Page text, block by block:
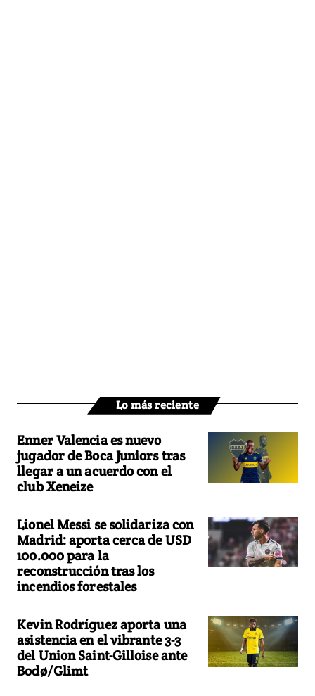
Lo más reciente
Enner Valencia es nuevo
jugador de Boca Juniors tras
llegar a un acuerdo con el
club Xeneize
Lionel Messi se solidariza con
Madrid: aporta cerca de USD
100.000 para la
reconstrucción tras los
incendios forestales
Kevin Rodríguez aporta una
asistencia en el vibrante 3-3
del Union Saint-Gilloise ante
Bodø/Glimt